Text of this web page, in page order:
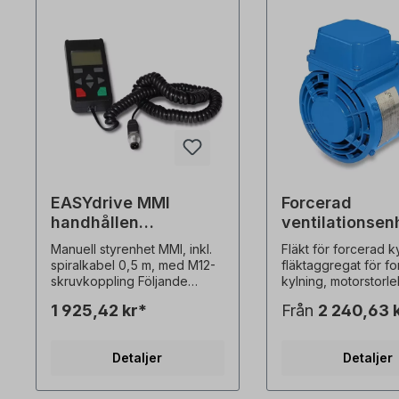
EASYdrive MMI
handhållen
kontrollenhet
Manuell styrenhet MMI, inkl.
spiralkabel 0,5 m, med M12-
skruvkoppling Följande
EASYdrive MMI: -
låsning och frigöring) -
processvariabler - Lagring
1 925,42 kr*
Detaljer
Forcerad
storlek 80
Fläkt för forcerad
fläktaggregat för
kylning,
vikt 2,7 kg,
kondensator
rpm, 58 m3/h,
Från 2 240,63
Detaljer